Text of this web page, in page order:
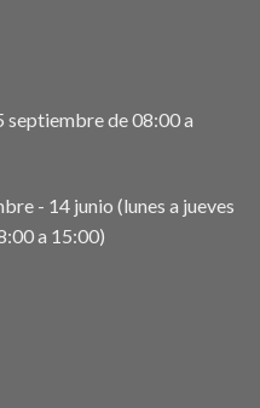
septiembre de 08:00 a
- 14 junio (lunes a jueves
a 15:00)